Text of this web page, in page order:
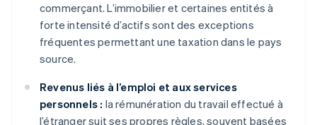
commerçant. L’immobilier et certaines entités à
forte intensité d’actifs sont des exceptions
fréquentes permettant une taxation dans le pays
source.
Revenus liés à l’emploi et aux services
personnels : la rémunération du travail effectué à
l’étranger suit ses propres règles, souvent basées